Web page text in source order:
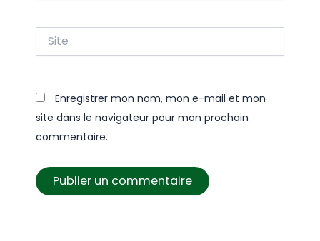
Enregistrer mon nom, mon e-mail et mon
site dans le navigateur pour mon prochain
commentaire.